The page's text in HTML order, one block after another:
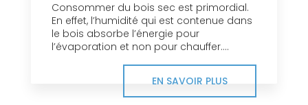
Consommer du bois sec est primordial.
En effet, l’humidité qui est contenue dans
le bois absorbe l’énergie pour
l’évaporation et non pour chauffer....
EN SAVOIR PLUS